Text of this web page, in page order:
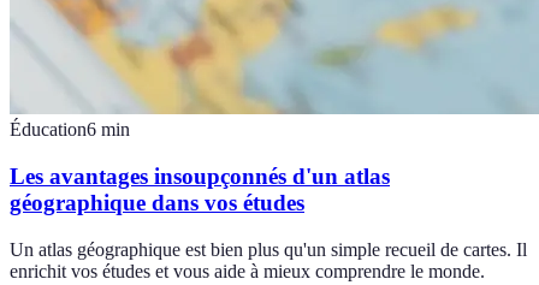
Éducation6 min
Les avantages insoupçonnés d'un atlas
géographique dans vos études
Un atlas géographique est bien plus qu'un simple recueil de cartes. Il
enrichit vos études et vous aide à mieux comprendre le monde.